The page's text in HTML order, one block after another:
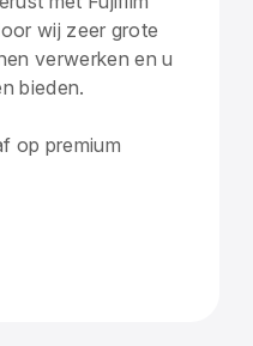
wij zeer grote
verwerken en u
bieden.
op premium